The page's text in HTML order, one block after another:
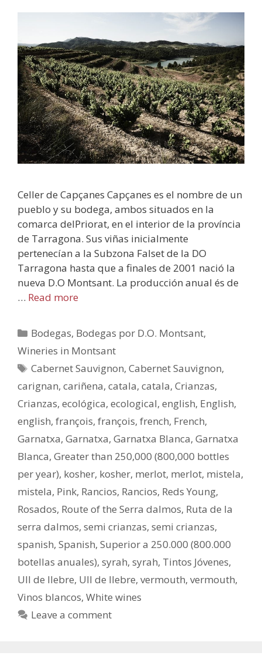
Celler de Capçanes Capçanes es el nombre de un
pueblo y su bodega, ambos situados en la
comarca delPriorat, en el interior de la província
de Tarragona. Sus viñas inicialmente
pertenecían a la Subzona Falset de la DO
Tarragona hasta que a finales de 2001 nació la
nueva D.O Montsant. La producción anual és de
… Read more
Bodegas, Bodegas por D.O. Montsant,
Wineries in Montsant
Cabernet Sauvignon,Cabernet Sauvignon,
carignan, cariñena, catala, catala, Crianzas,
Crianzas, ecológica, ecological, english, English,
english, françois, françois, french, French,
Garnatxa, Garnatxa, Garnatxa Blanca, Garnatxa
Blanca, Greater than 250,000 (800,000 bottles
per year), kosher, kosher, merlot, merlot, mistela,
mistela, Pink, Rancios, Rancios, Reds Young,
Rosados, Route of the Serra dalmos, Ruta de la
serra dalmos, semi crianzas, semi crianzas,
spanish, Spanish, Superior a 250.000 (800.000
botellas anuales), syrah, syrah, Tintos Jóvenes,
Ull de llebre, Ull de llebre, vermouth, vermouth,
Vinos blancos, White wines
Leave a comment